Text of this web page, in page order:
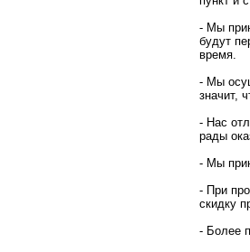
- Мы
будут
время.
- Мы
значит,
- Нас
рады
- Мы
- При
скидку
- Более